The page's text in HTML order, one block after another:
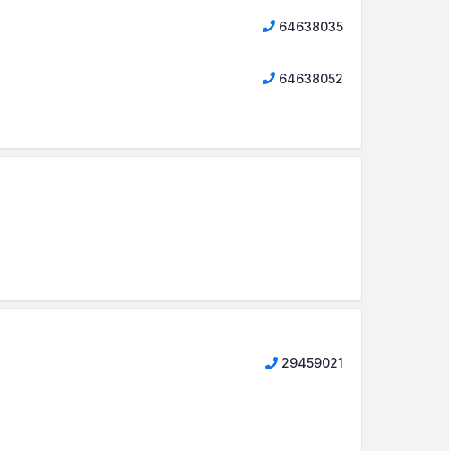
64638035
64638052
29459021